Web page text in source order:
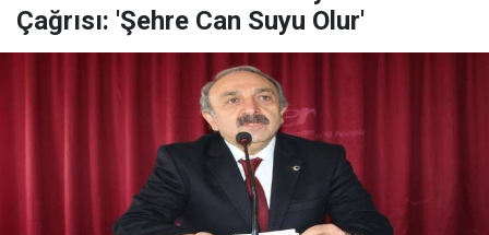
Çağrısı: 'Şehre Can Suyu Olur'